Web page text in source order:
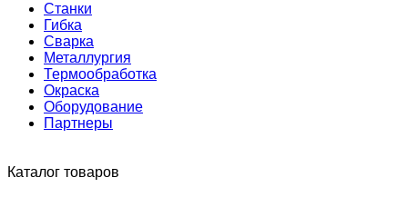
Станки
Гибка
Сварка
Металлургия
Термообработка
Окраска
Оборудование
Партнеры
Каталог товаров